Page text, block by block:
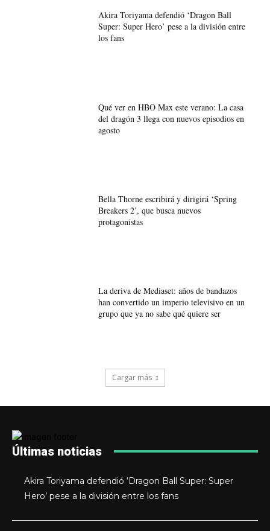
Akira Toriyama defendió ‘Dragon Ball
Super: Super Hero’ pese a la división entre
los fans
Qué ver en HBO Max este verano: La casa
del dragón 3 llega con nuevos episodios en
agosto
Bella Thorne escribirá y dirigirá ‘Spring
Breakers 2’, que busca nuevos
protagonistas
La deriva de Mediaset: años de bandazos
han convertido un imperio televisivo en un
grupo que ya no sabe qué quiere ser
Cargar más
Últimas noticias
Akira Toriyama defendió ‘Dragon Ball Super: Super
Hero’ pese a la división entre los fans